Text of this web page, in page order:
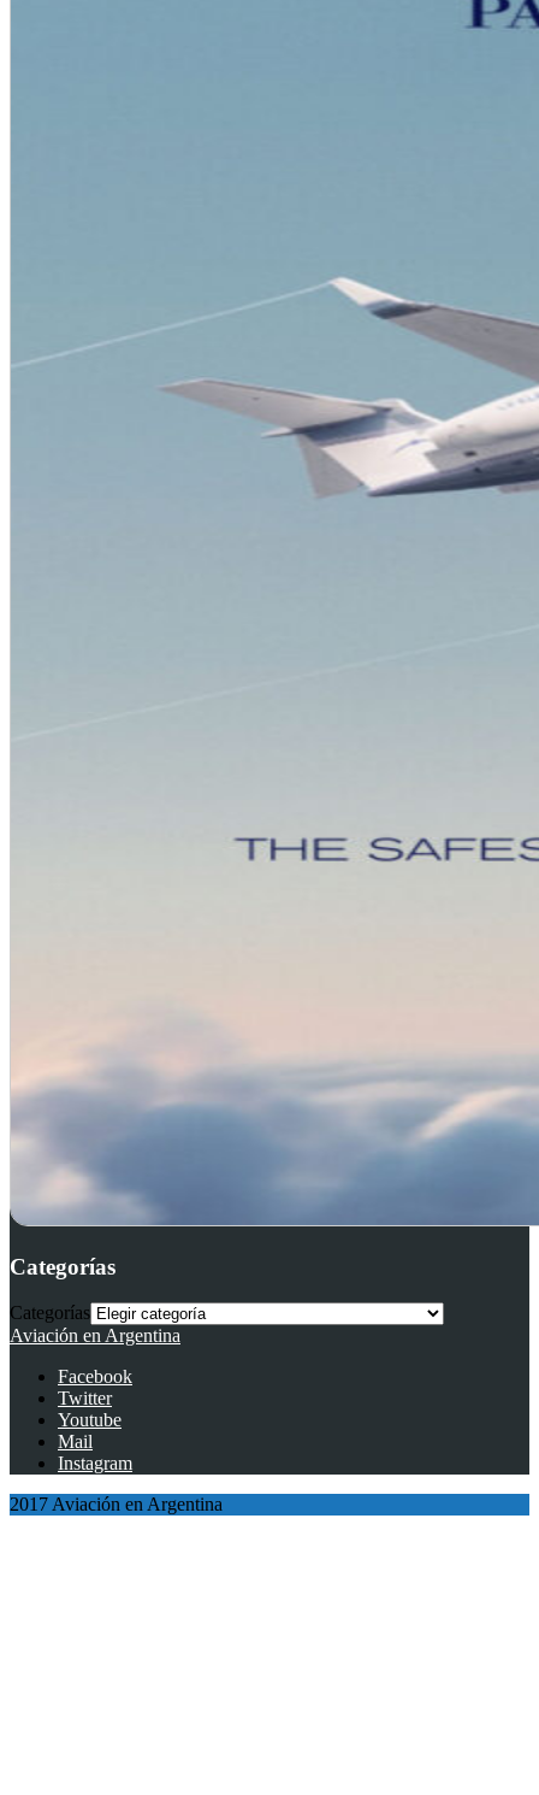
Categorías
Categorías
Aviación en Argentina
Facebook
Twitter
Youtube
Mail
Instagram
2017 Aviación en Argentina